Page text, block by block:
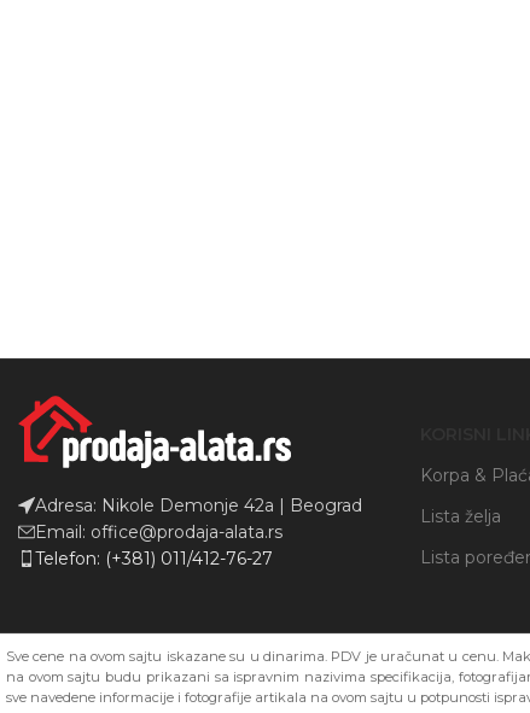
Adresa: Nikole Demonje 42a | Beograd
Email: office@prodaja-alata.rs
Telefon: (+381) 011/412-76-27
Korpa &
Lista želja
Lista
Sve cene na ovom sajtu iskazane su u dinarima. PDV je uračunat u cenu.
na ovom sajtu budu prikazani sa ispravnim nazivima specifikacija,
sve navedene informacije i fotografije artikala na ovom sajtu u potpunosti